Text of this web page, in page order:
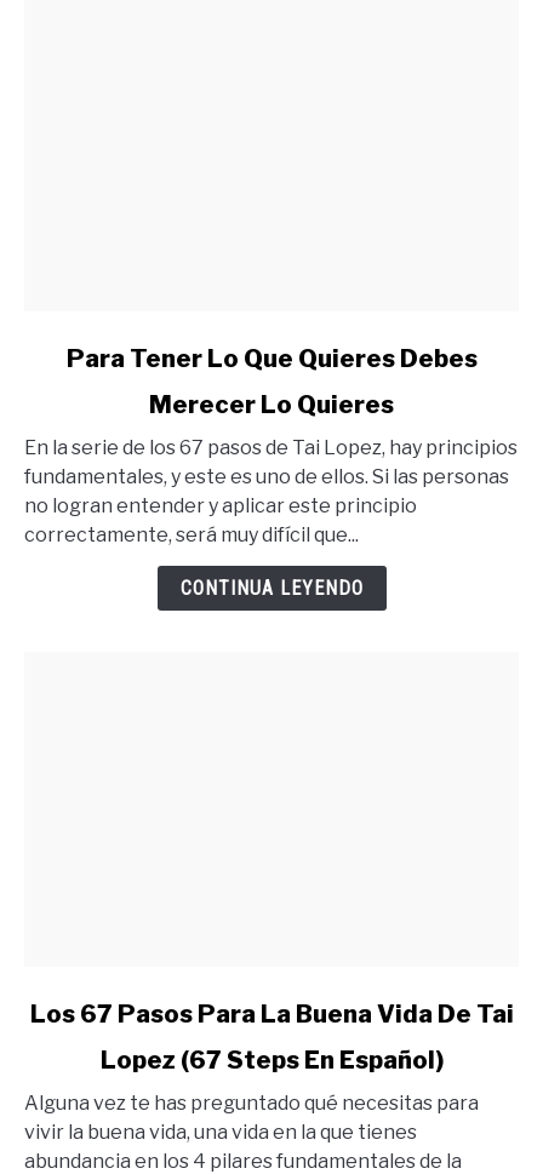
Tener
Lo
Que
Quieres
Para Tener Lo Que Quieres Debes
Merecer Lo Quieres
En la serie de los 67 pasos de Tai Lopez, hay principios
fundamentales, y este es uno de ellos. Si las personas
no logran entender y aplicar este principio
correctamente, será muy difícil que...
CONTINUA LEYENDO
link
67
Pasos
Para
Los 67 Pasos Para La Buena Vida De Tai
Lopez (67 Steps En Español)
Alguna vez te has preguntado qué necesitas para
vivir la buena vida, una vida en la que tienes
abundancia en los 4 pilares fundamentales de la